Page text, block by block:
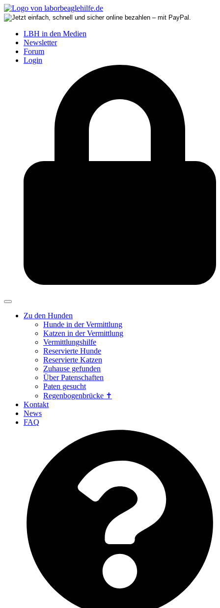
LBH in den Medien
Newsletter
Forum
Login
Zu den Hunden
Hunde in der Vermittlung
Katzen in der Vermittlung
Vermittlungshilfe
Reservierte Hunde
Reservierte Katzen
Zuhause gefunden
Über Patenschaften
Paten gesucht
Regenbogenbrücke ✝
Kontakt
News
FAQ